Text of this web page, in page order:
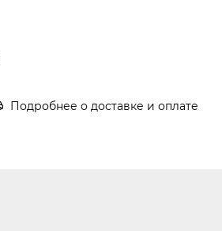
Подробнее о доставке и оплате